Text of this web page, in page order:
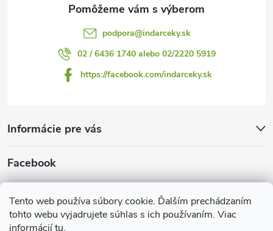
Tento web používa súbory cookie. Ďalším prechádzaním
tohto webu vyjadrujete súhlas s ich používaním. Viac
informáciítu.
podpora@indarceky.sk
02 / 6436 1740 alebo 02/2220 5919
https://facebook.com/indarceky.sk
Informácie pre vás
Facebook
Prijímame online platby